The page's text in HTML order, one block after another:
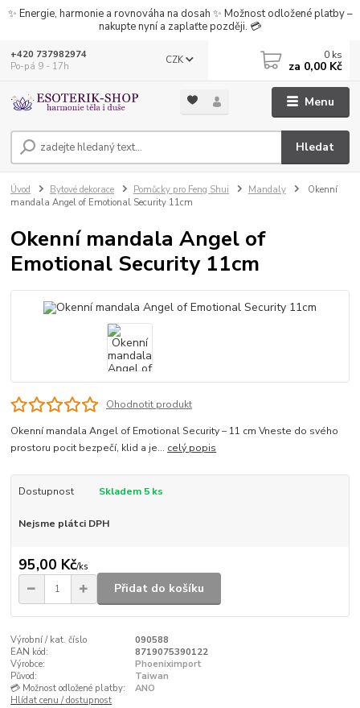
✨ Energie, harmonie a rovnováha na dosah ✨ Možnost odložené platby –
nakupte nyní a zaplaťte později. 💳
Menu
CZK
Hledat
+420 737982974
Po-pá 9 - 17h
0 ks
za 0,00 Kč
Úvod Bytové dekorace Pomůcky pro Feng Shui Mandaly
Okenní
mandala Angel of Emotional Security 11cm
Okenní mandala Angel of
Emotional Security 11cm
Ohodnotit produkt
Okenní mandala Angel of Emotional Security – 11 cm Vneste do svého
prostoru pocit bezpečí, klid a je... celý popis
Dostupnost Skladem 5 ks
Nejsme plátci DPH
95,00 Kč/ks
Přidat do košíku
Výrobní / kat. číslo
090588
EAN kód:
8719075390122
Výrobce:
Phoeniximport
Původ:
Taiwan
💳 Možnost odložené platby:
ANO
Hlídat cenu / dostupnost